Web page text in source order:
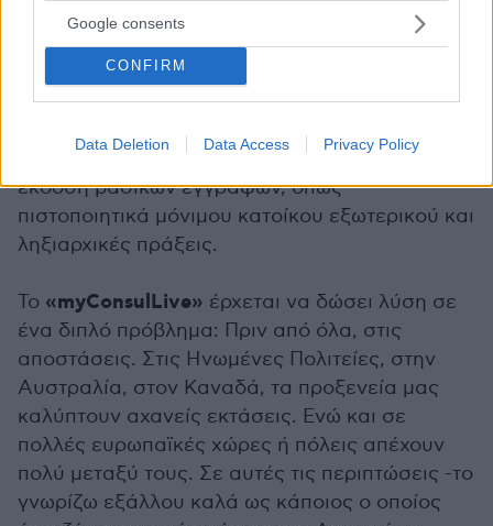
Google consents
CONFIRM
Data Deletion Data Access Privacy Policy
Κωνσταντινούπολης, του Ντίσελντορφ και του
Περθ. Μέσα στο 2021, όμως, η λειτουργία αυτή
θα επεκταθεί σε όλο το δίκτυο των προξενικών
μας αρχών. Όπως θα διευρυνθούν και οι
υπηρεσίες οι οποίες παρέχονται. Για την ώρα, οι
βιντεοκλήσεις θα αφορούν αιτήσεις για την
έκδοση βασικών εγγράφων, όπως
πιστοποιητικά μόνιμου κατοίκου εξωτερικού και
ληξιαρχικές πράξεις.
Το «myConsulLive» έρχεται να δώσει λύση σε
ένα διπλό πρόβλημα: Πριν από όλα, στις
αποστάσεις. Στις Ηνωμένες Πολιτείες, στην
Αυστραλία, στον Καναδά, τα προξενεία μας
καλύπτουν αχανείς εκτάσεις. Ενώ και σε
πολλές ευρωπαϊκές χώρες ή πόλεις απέχουν
πολύ μεταξύ τους. Σε αυτές τις περιπτώσεις -το
γνωρίζω εξάλλου καλά ως κάποιος ο οποίος